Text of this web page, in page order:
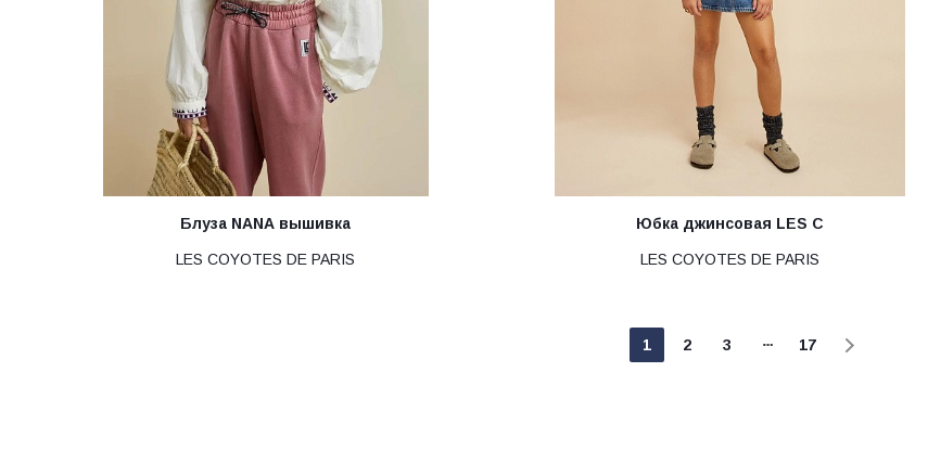
Блуза NANA вышивка
LES COYOTES DE PARIS
Юбка джинсовая LES C
LES COYOTES DE PARIS
1 2 3 17